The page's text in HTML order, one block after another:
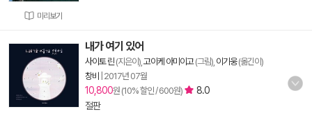
미리보기
내가 여기 있어
사이토 린 (지은이), 고이케 아미이고(그림), 이기웅(옮긴이)
창비
2017년 07월
10,800원 (10% 할인 / 600원)
8.0
절판